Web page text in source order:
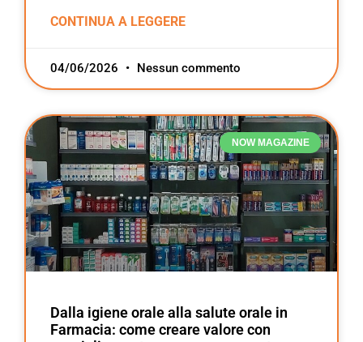
CONTINUA A LEGGERE
04/06/2026 Nessun commento
NOW MAGAZINE
Dalla igiene orale alla salute orale in
Farmacia: come creare valore con